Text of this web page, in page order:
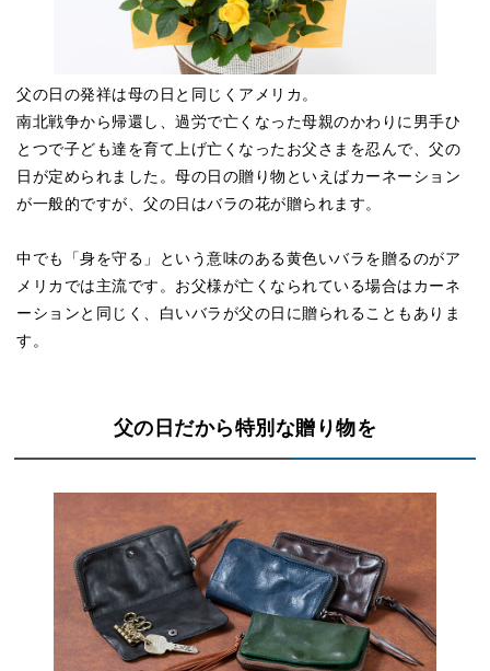
父の日の発祥は母の日と同じくアメリカ。
南北戦争から帰還し、過労で亡くなった母親のかわりに男手ひ
とつで子ども達を育て上げ亡くなったお父さまを忍んで、父の
日が定められました。母の日の贈り物といえばカーネーション
が一般的ですが、父の日はバラの花が贈られます。
中でも「身を守る」という意味のある黄色いバラを贈るのがア
メリカでは主流です。お父様が亡くなられている場合はカーネ
ーションと同じく、白いバラが父の日に贈られることもありま
す。
父の日だから特別な贈り物を